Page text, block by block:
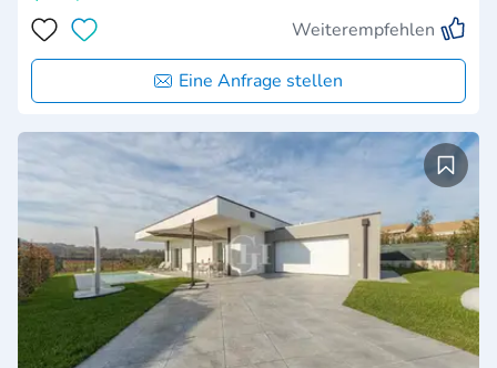
Weiterempfehlen
Eine Anfrage stellen